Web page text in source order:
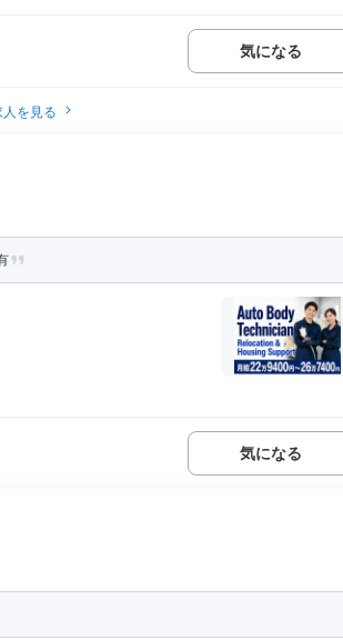
気になる
を見る
気になる